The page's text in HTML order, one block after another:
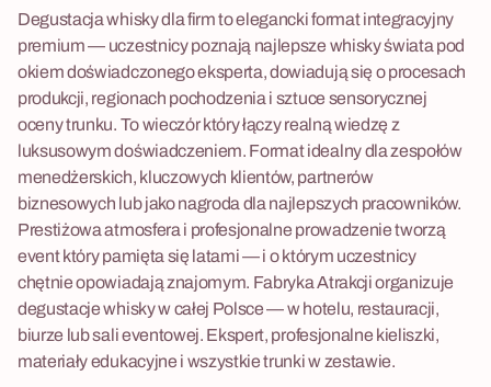
Degustacja whisky dla firm to elegancki format integracyjny
premium — uczestnicy poznają najlepsze whisky świata pod
okiem doświadczonego eksperta, dowiadują się o procesach
produkcji, regionach pochodzenia i sztuce sensorycznej
oceny trunku. To wieczór który łączy realną wiedzę z
luksusowym doświadczeniem. Format idealny dla zespołów
menedżerskich, kluczowych klientów, partnerów
biznesowych lub jako nagroda dla najlepszych pracowników.
Prestiżowa atmosfera i profesjonalne prowadzenie tworzą
event który pamięta się latami — i o którym uczestnicy
chętnie opowiadają znajomym. Fabryka Atrakcji organizuje
degustacje whisky w całej Polsce — w hotelu, restauracji,
biurze lub sali eventowej. Ekspert, profesjonalne kieliszki,
materiały edukacyjne i wszystkie trunki w zestawie.